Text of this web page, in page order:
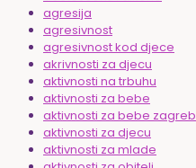
agresija
agresivnost
agresivnost kod djece
akrivnosti za djecu
aktivnosti na trbuhu
aktivnosti za bebe
aktivnosti za bebe zagreb
aktivnosti za djecu
aktivnosti za mlade